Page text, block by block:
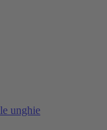
unghie